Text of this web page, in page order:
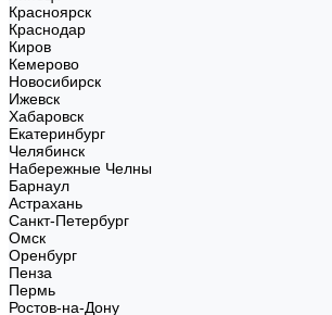
Красноярск
Краснодар
Киров
Кемерово
Новосибирск
Ижевск
Хабаровск
Екатеринбург
Челябинск
Набережные Челны
Барнаул
Астрахань
Санкт-Петербург
Омск
Оренбург
Пенза
Пермь
Ростов-на-Дону